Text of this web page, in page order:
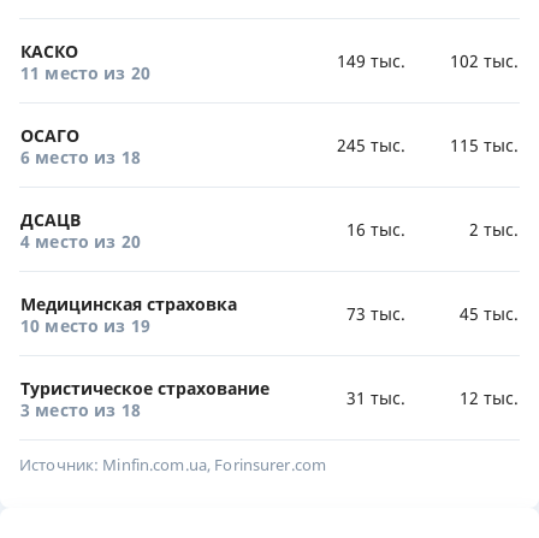
КАСКО
11 место из 20
149 тыс. 102 тыс.
ОСАГО
6 место из 18
245 тыс. 115 тыс.
ДСАЦВ
4 место из 20
16 тыс. 2 тыс.
Медицинская страховка
10 место из 19
73 тыс. 45 тыс.
Туристическое страхование
3 место из 18
31 тыс. 12 тыс.
Источник: Minfin.com.ua, Forinsurer.com